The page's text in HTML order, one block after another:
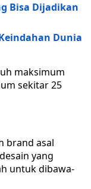
Bisa Dijadikan
Dunia
maksimum
sekitar 25
brand asal
yang
untuk dibawa-